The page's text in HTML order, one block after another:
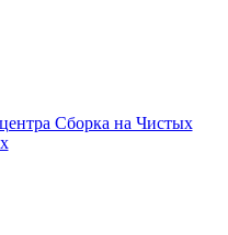
Сборка на Чистых